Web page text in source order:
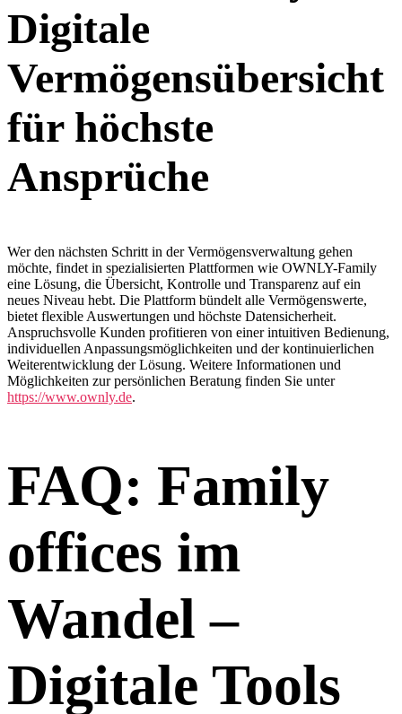
Digitale
Vermögensübersicht
für höchste
Ansprüche
Wer den nächsten Schritt in der Vermögensverwaltung gehen
möchte, findet in spezialisierten Plattformen wie OWNLY-Family
eine Lösung, die Übersicht, Kontrolle und Transparenz auf ein
neues Niveau hebt. Die Plattform bündelt alle Vermögenswerte,
bietet flexible Auswertungen und höchste Datensicherheit.
Anspruchsvolle Kunden profitieren von einer intuitiven Bedienung,
individuellen Anpassungsmöglichkeiten und der kontinuierlichen
Weiterentwicklung der Lösung. Weitere Informationen und
Möglichkeiten zur persönlichen Beratung finden Sie unter
https://www.ownly.de.
FAQ: Family
offices im
Wandel –
Digitale Tools